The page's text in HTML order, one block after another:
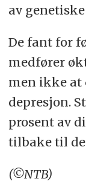
av
De fant for
medfører
men ikke at
depresjon.
prosent av
tilbake til
(©NTB)